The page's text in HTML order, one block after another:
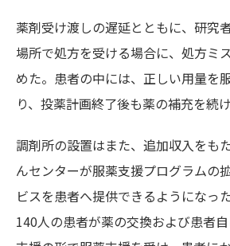
薬剤受け渡しの遅延とともに、研究
場所で処方を受ける場合に、処方ミ
めた。患者の中には、正しい用量を
り、投薬計画終了後も薬の補充を続
調剤所の設置はまた、追加収入をも
んセンターが服薬支援プログラムの
ビスを患者へ提供できるようになっ
140人の患者が薬の交換および患者